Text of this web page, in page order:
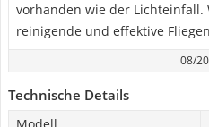
vorhanden wie der Lichteinfall.
reinigende und effektive
08/
Technische Details